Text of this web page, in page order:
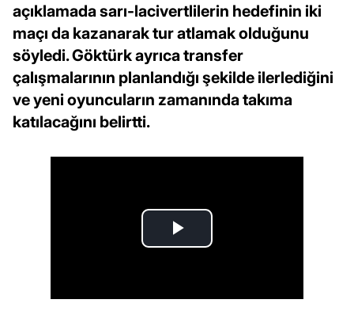
açıklamada sarı-lacivertlilerin hedefinin iki
maçı da kazanarak tur atlamak olduğunu
söyledi. Göktürk ayrıca transfer
çalışmalarının planlandığı şekilde ilerlediğini
ve yeni oyuncuların zamanında takıma
katılacağını belirtti.